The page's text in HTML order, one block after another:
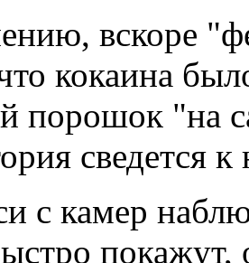
вскоре
кокаина
порошок "на
сведется
с камер
покажут,